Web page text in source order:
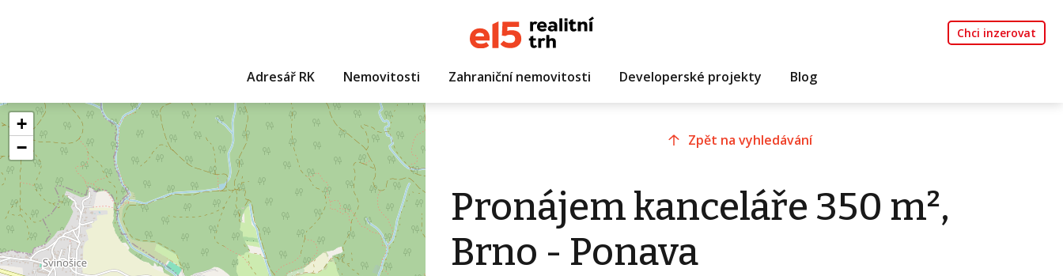
Chci inzerovat
Adresář RK Nemovitosti Zahraniční nemovitosti Developerské projekty Blog
+
−
Zpět na vyhledávání
Pronájem kanceláře 350 m²,
Brno - Ponava